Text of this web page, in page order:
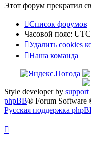
Этот форум прекратил
Список форумов
Часовой пояс:
Удалить cookies
Наша команда
Style developer by
phpBB® Forum Software
Русская поддержка